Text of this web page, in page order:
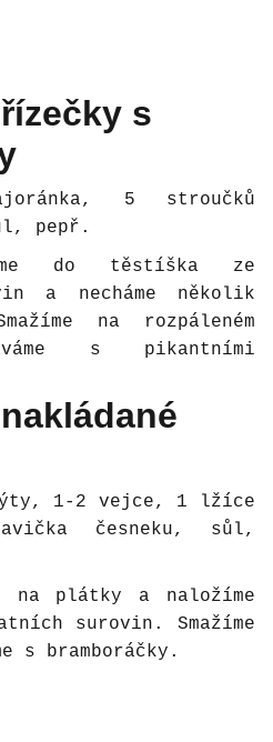
s
5 stroučků
pepř.
do těstíška ze
a necháme několik
na rozpáleném
s pikantními
1-2 vejce, 1 lžíce
česneku, sůl,
na plátky a naložíme
surovin. Smažíme
s bramboráčky.